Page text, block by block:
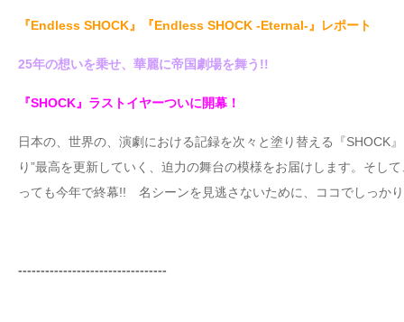
『Endless SHOCK』『Endless SHOCK -Eternal-』レポート
25年の想いを乗せ、華麗に帝国劇場を舞う!!
『SHOCK』ラストイヤーついに開幕！
日本の、世界の、演劇における記録を次々と塗り替える『
り”最高を更新していく、迫力の舞台の模様をお届けします。そ
っても今年で終幕!! 名シーンを見逃さないために、ココでしっか
---------------------------------